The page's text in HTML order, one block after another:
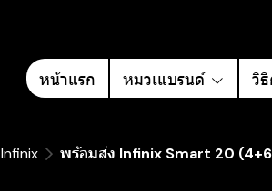
หน้าแรก หมวเแบรนด์ วิ
Infinix พร้อมส่ง Infinix Smart 20